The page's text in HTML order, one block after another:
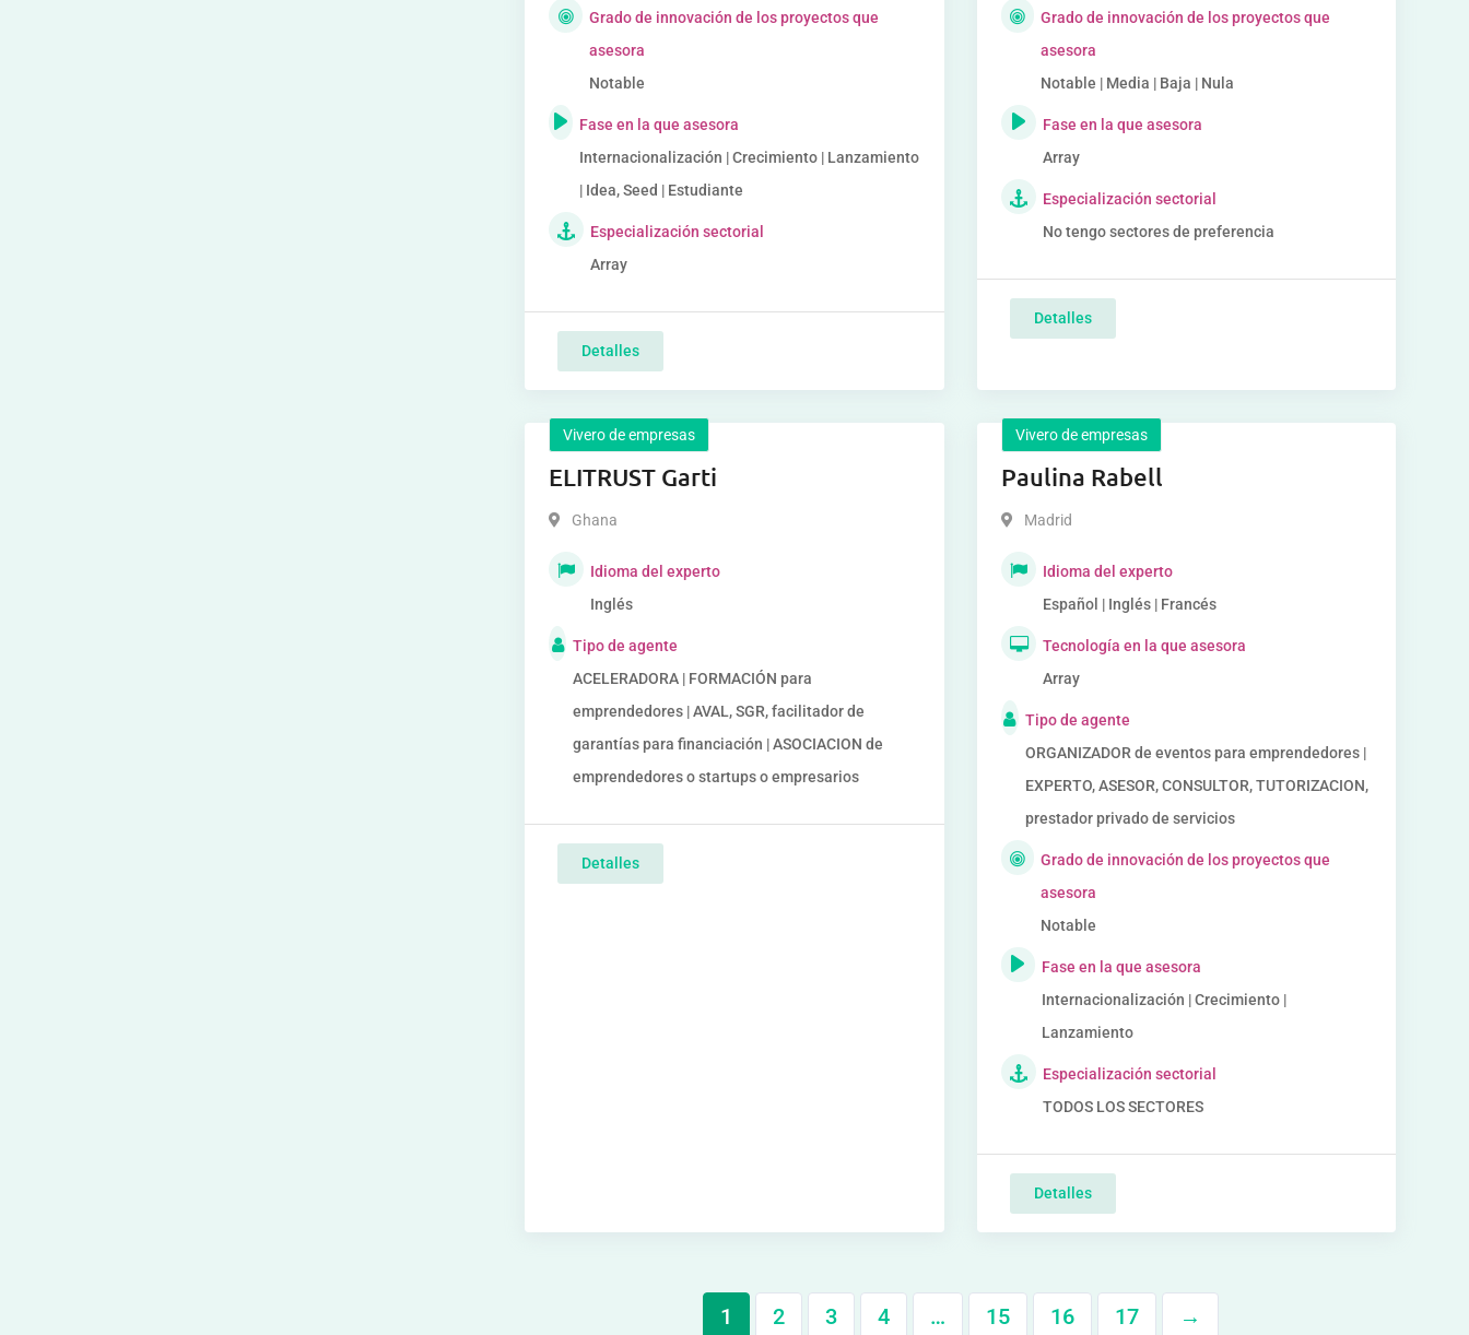
Grado de innovación de los proyectos que
asesora
Notable
Fase en la que asesora
Internacionalización | Crecimiento | Lanzamiento
| Idea, Seed | Estudiante
Especialización sectorial
Array
Detalles
Grado de innovación de los proyectos que
asesora
Notable | Media | Baja | Nula
Fase en la que asesora
Array
Especialización sectorial
No tengo sectores de preferencia
Detalles
Vivero de empresas
ELITRUST Garti
Ghana
Idioma del experto
Inglés
Tipo de agente
ACELERADORA | FORMACIÓN para
emprendedores | AVAL, SGR, facilitador de
garantías para financiación | ASOCIACION de
emprendedores o startups o empresarios
Detalles
Vivero de empresas
Paulina Rabell
Madrid
Idioma del experto
Español | Inglés | Francés
Tecnología en la que asesora
Array
Tipo de agente
ORGANIZADOR de eventos para emprendedores |
EXPERTO, ASESOR, CONSULTOR, TUTORIZACION,
prestador privado de servicios
Grado de innovación de los proyectos que
asesora
Notable
Fase en la que asesora
Internacionalización | Crecimiento |
Lanzamiento
Especialización sectorial
TODOS LOS SECTORES
Detalles
1 2 3 4 … 15 16 17 →